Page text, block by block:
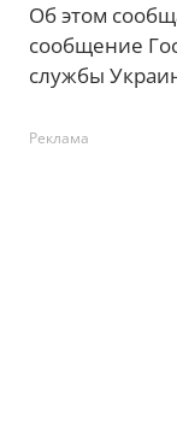
Об этом
сообщение
службы
Реклама